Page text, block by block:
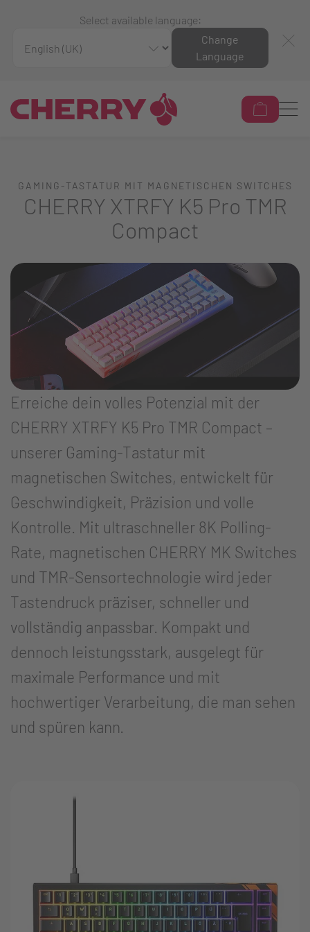
Select available language:
Change
Language
GAMING-TASTATUR MIT MAGNETISCHEN SWITCHES
CHERRY XTRFY K5 Pro TMR
Compact
Erreiche dein volles Potenzial mit der
CHERRY XTRFY K5 Pro TMR Compact –
unserer Gaming-Tastatur mit
magnetischen Switches, entwickelt für
Geschwindigkeit, Präzision und volle
Kontrolle. Mit ultraschneller 8K Polling-
Rate, magnetischen CHERRY MK Switches
und TMR-Sensortechnologie wird jeder
Tastendruck präziser, schneller und
vollständig anpassbar. Kompakt und
dennoch leistungsstark, ausgelegt für
maximale Performance und mit
hochwertiger Verarbeitung, die man sehen
und spüren kann.